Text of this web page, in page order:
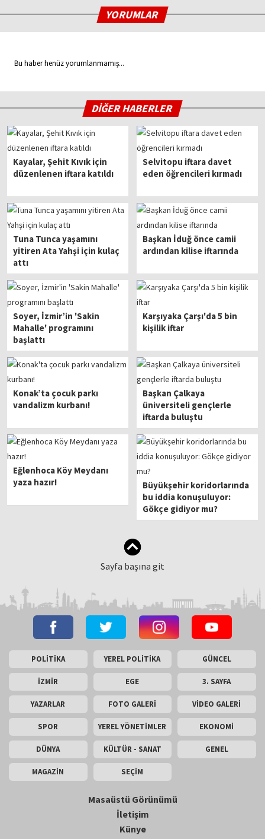
YORUMLAR
Bu haber henüz yorumlanmamış...
DİĞER HABERLER
Kayalar, Şehit Kıvık için
düzenlenen iftara katıldı
Selvitopu iftara davet
eden öğrencileri kırmadı
Tuna Tunca yaşamını
yitiren Ata Yahşi için kulaç
attı
Başkan İduğ önce camii
ardından kilise iftarında
Soyer, İzmir’in 'Sakin
Mahalle' programını
başlattı
Karşıyaka Çarşı'da 5 bin
kişilik iftar
Konak’ta çocuk parkı
vandalizm kurbanı!
Başkan Çalkaya
üniversiteli gençlerle
iftarda buluştu
Eğlenhoca Köy Meydanı
yaza hazır!
Büyükşehir koridorlarında
bu iddia konuşuluyor:
Gökçe gidiyor mu?
Sayfa başına git
POLİTİKA YEREL POLİTİKA GÜNCEL
İZMİR EGE 3. SAYFA
YAZARLAR FOTO GALERİ VİDEO GALERİ
SPOR YEREL YÖNETİMLER EKONOMİ
DÜNYA KÜLTÜR - SANAT GENEL
MAGAZİN SEÇİM
Masaüstü Görünümü
İletişim
Künye